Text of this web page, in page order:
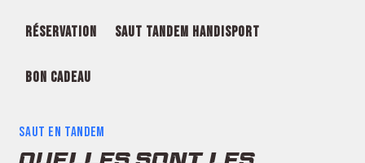
RÉSERVATION SAUT TANDEM HANDISPORT
BON CADEAU
SAUT EN TANDEM